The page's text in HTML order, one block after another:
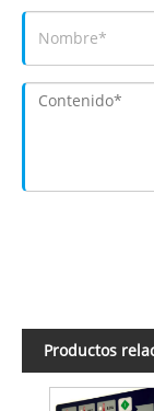
Productos